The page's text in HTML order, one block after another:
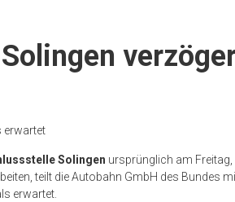
erwartet
Solingen ursprünglich am Freitag,
teilt die Autobahn GmbH des Bundes
erwartet.